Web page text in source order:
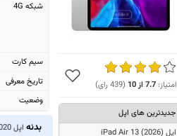
امتیاز:7.7از10
(
439رای)
جدیدترین های اپل
اپل iPad Air 13 (2026)
شبکه 4G
سیم کارت
تاریخ معرفی
وضعیت
بدنه اپل iPad Pro 12.9 2020